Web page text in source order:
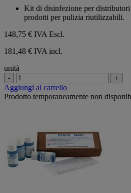
Kit di disinfezione per distributori
prodotti per pulizia riutilizzabili.
148,75 € IVA Escl.
181,48 € IVA incl.
unità
- +
Aggiungi al carrello
Prodotto temporaneamente non